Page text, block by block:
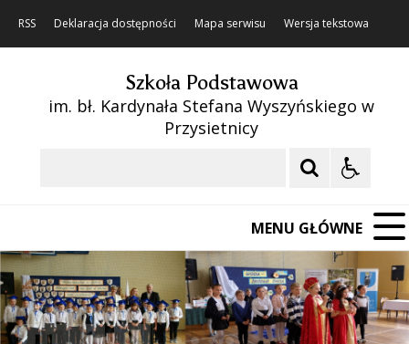
RSS Deklaracja dostępności Mapa serwisu Wersja tekstowa
Szkoła Podstawowa
im. bł. Kardynała Stefana Wyszyńskiego w
Przysietnicy
MENU GŁÓWNE
❚❚